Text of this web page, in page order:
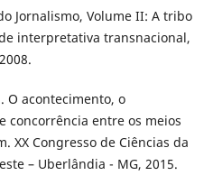
Jornalismo, Volume II: A tribo
interpretativa transnacional,
O acontecimento, o
concorrência entre os meios
XX Congresso de Ciências da
– Uberlândia - MG, 2015.